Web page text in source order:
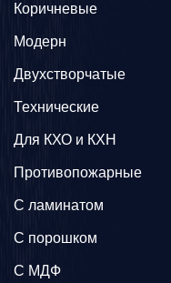
Коричневые
Модерн
Двухстворчатые
Технические
Для КХО и КХН
Противопожарные
С ламинатом
С порошком
С МДФ